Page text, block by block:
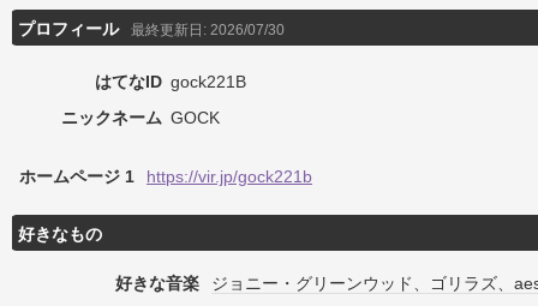
プロフィール 最終更新日: 2026/07/30
はてなID gock221B
ニックネーム GOCK
ホームページ 1 https://vir.jp/gock221b
好きなもの
好きな音楽
ジョニー・グリーンウッド、ゴリラズ、